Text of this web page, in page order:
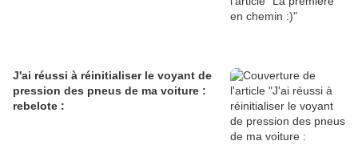
J'ai réussi à réinitialiser le voyant de
pression des pneus de ma voiture :
rebelote :